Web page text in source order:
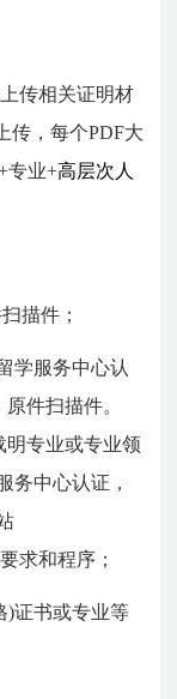
传相关证明材
传，每个PDF大
专业+高层次人
描件；
学服务中心认
件扫描件。
明专业或专业领
务中心认证，
求和程序；
)证书或专业等